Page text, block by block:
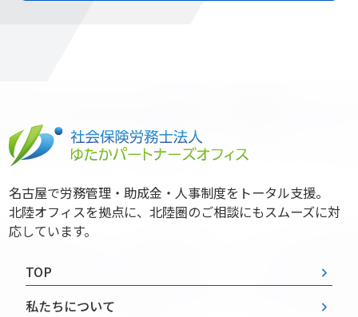
名古屋で労務管理・助成金・人事制度をトータル支援。
北陸オフィスを拠点に、北陸圏のご相談にもスムーズに対
応しています。
TOP
私たちについて